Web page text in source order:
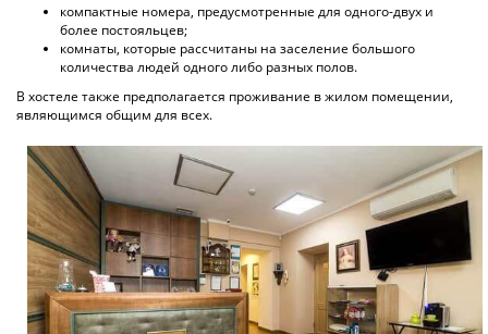
Киев, Софиевская
392 м. до центра города
от 250 грн ПОДРОБНЕЕ
ХОСТЕЛ ARTEM
по 13 оценкам
Киев, ул. Сечевых Стрельцов
2 км. до центра города